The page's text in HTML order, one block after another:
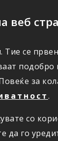
веб
се
подобро
за
.
со
да го
ЗА